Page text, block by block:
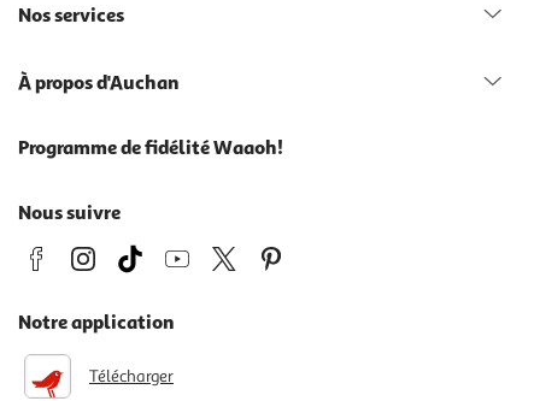
Nos services
À propos d'Auchan
Programme de fidélité Waaoh!
Nous suivre
Notre application
Télécharger